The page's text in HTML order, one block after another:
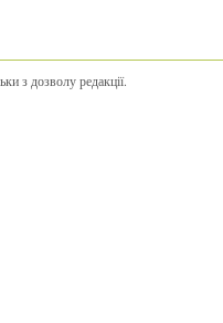
з дозволу редакції.